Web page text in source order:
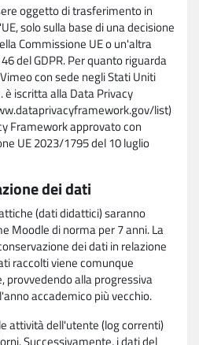
oggetto di trasferimento in
solo sulla base di una decisione
Commissione UE o un'altra
del GDPR. Per quanto riguarda
con sede negli Stati Uniti
è iscritta alla Data Privacy
list)
Framework approvato con
UE 2023/1795 del 10 luglio
dei dati
(dati didattici) saranno
Moodle di norma per 7 anni. La
dei dati in relazione
raccolti viene comunque
alla progressiva
accademico più vecchio.
attività dell'utente (log correnti)
Successivamente, i dati del